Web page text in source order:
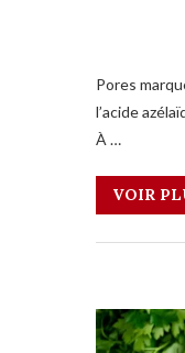
Pores
l’acide
À …
VOIR